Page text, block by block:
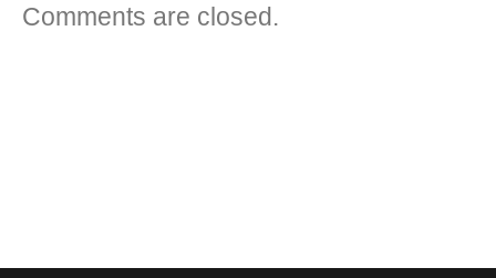
Comments are closed.